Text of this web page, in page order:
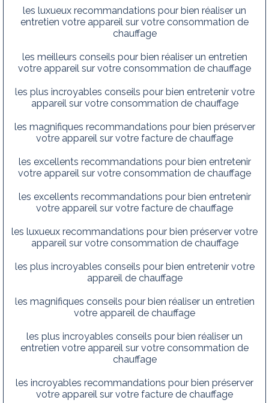
les luxueux recommandations pour bien réaliser un
entretien votre appareil sur votre consommation de
chauffage
les meilleurs conseils pour bien réaliser un entretien
votre appareil sur votre consommation de chauffage
les plus incroyables conseils pour bien entretenir votre
appareil sur votre consommation de chauffage
les magnifiques recommandations pour bien préserver
votre appareil sur votre facture de chauffage
les excellents recommandations pour bien entretenir
votre appareil sur votre consommation de chauffage
les excellents recommandations pour bien entretenir
votre appareil sur votre facture de chauffage
les luxueux recommandations pour bien préserver votre
appareil sur votre consommation de chauffage
les plus incroyables conseils pour bien entretenir votre
appareil de chauffage
les magnifiques conseils pour bien réaliser un entretien
votre appareil de chauffage
les plus incroyables conseils pour bien réaliser un
entretien votre appareil sur votre consommation de
chauffage
les incroyables recommandations pour bien préserver
votre appareil sur votre facture de chauffage